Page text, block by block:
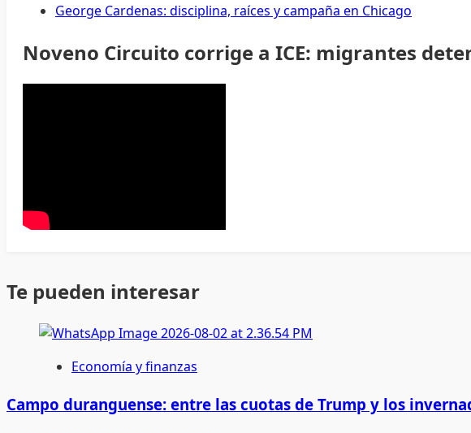
George Cardenas: disciplina, raíces y campaña en Chicago
Noveno Circuito corrige a ICE: migrantes
Te pueden interesar
Economía y finanzas
Campo duranguense: entre las cuotas de Trump y los